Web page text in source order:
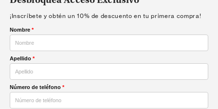
¡Inscríbete y obtén un 10% de descuento en tu primera compra!
Nombre *
Apellido *
Número de teléfono *